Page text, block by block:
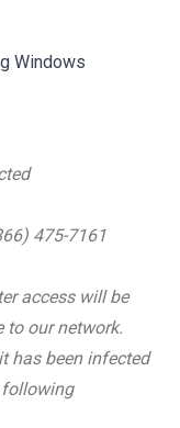
Windows
475-7161
access will be
to our network.
has been infected
following